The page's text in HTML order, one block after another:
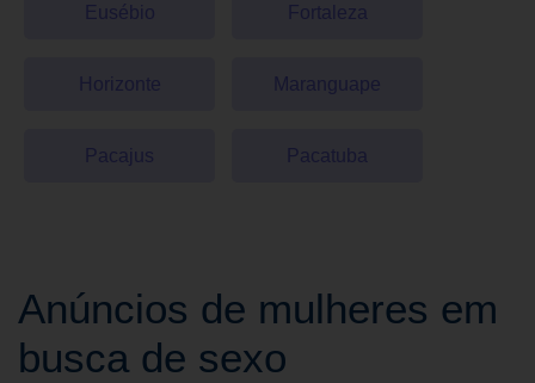
Anúncios de mulheres em
busca de sexo